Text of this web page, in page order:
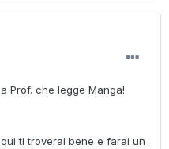
Prof. che legge Manga!
ti troverai bene e farai un